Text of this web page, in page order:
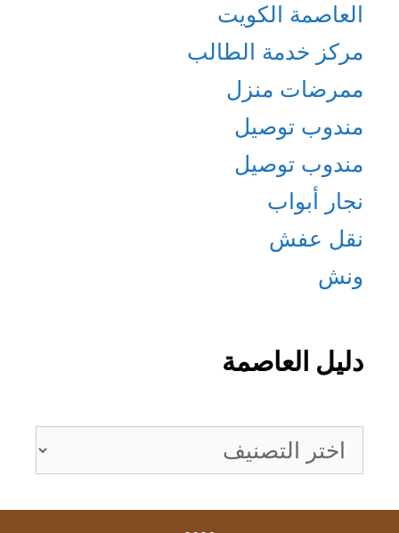
العاصمة الكويت
مركز خدمة الطالب
ممرضات منزل
مندوب توصيل
مندوب توصيل
نجار أبواب
نقل عفش
ونش
دليل العاصمة
دليل
العاصمة